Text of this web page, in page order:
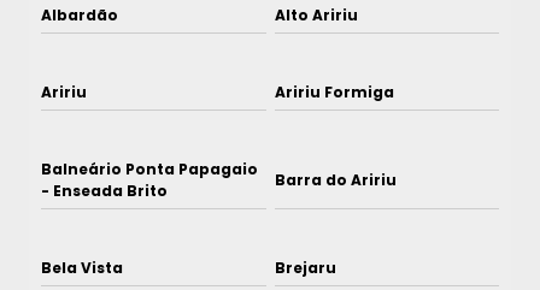
Albardão Alto Aririu
Aririu Aririu Formiga
Balneário Ponta Papagaio
- Enseada Brito
Barra do Aririu
Bela Vista Brejaru